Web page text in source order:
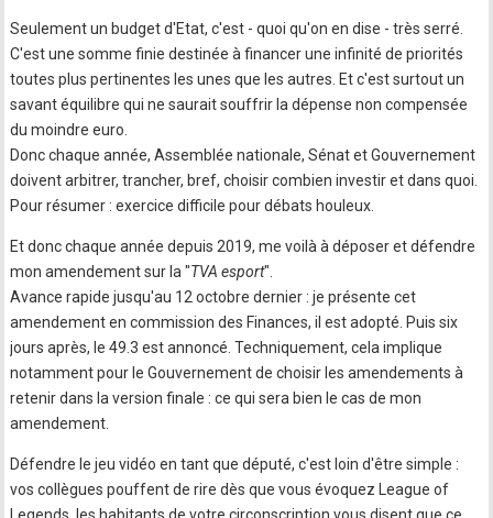
Seulement un budget d'Etat, c'est - quoi qu'on en dise - très serré.
C'est une somme finie destinée à financer une infinité de priorités
toutes plus pertinentes les unes que les autres. Et c'est surtout un
savant équilibre qui ne saurait souffrir la dépense non compensée
du moindre euro.
Donc chaque année, Assemblée nationale, Sénat et Gouvernement
doivent arbitrer, trancher, bref, choisir combien investir et dans quoi.
Pour résumer : exercice difficile pour débats houleux.
Et donc chaque année depuis 2019, me voilà à déposer et défendre
mon amendement sur la "TVA esport".
Avance rapide jusqu'au 12 octobre dernier : je présente cet
amendement en commission des Finances, il est adopté. Puis six
jours après, le 49.3 est annoncé. Techniquement, cela implique
notamment pour le Gouvernement de choisir les amendements à
retenir dans la version finale : ce qui sera bien le cas de mon
amendement.
Défendre le jeu vidéo en tant que député, c'est loin d'être simple :
vos collègues pouffent de rire dès que vous évoquez League of